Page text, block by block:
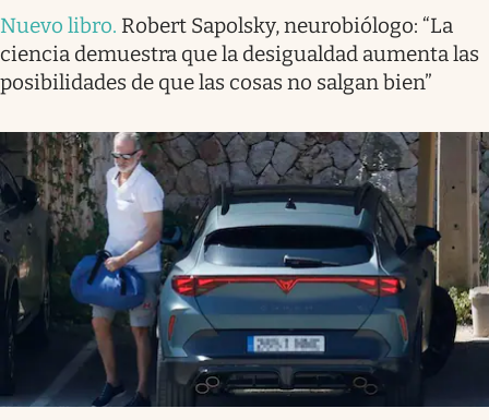
Nuevo libro. Robert Sapolsky, neurobiólogo: “La
ciencia demuestra que la desigualdad aumenta las
posibilidades de que las cosas no salgan bien”